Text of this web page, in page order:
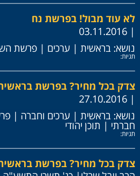
לא עוד מבול! בפרשת נח
| 03.11.2016
נושא: בראשית | ערכים | פרשת
תגיות:
צדק בכל מחיר? בפרשת
| 27.10.2016
נושא: בראשית | ערכים וחברה |
חברתי | תוכן יהודי
תגיות:
צדק בכל מחיר? בפרשת